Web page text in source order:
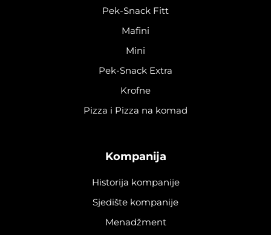
Pek-Snack Fitt
Mafini
Mini
Pek-Snack Extra
Krofne
Pizza i Pizza na komad
Kompanija
Historija kompanije
Sjedište kompanije
Menadžment